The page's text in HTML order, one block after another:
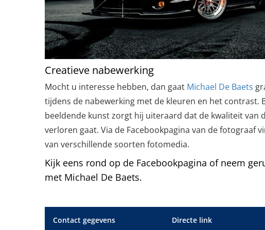
Creatieve nabewerking
Mocht u interesse hebben, dan gaat Michael De Baets
tijdens de nabewerking met de kleuren en het contrast.
beeldende kunst zorgt hij uiteraard dat de kwaliteit van
verloren gaat. Via de Facebookpagina van de fotograaf
van verschillende soorten fotomedia.
Kijk eens rond op de Facebookpagina of neem
met Michael De Baets.
Contact gegevens Directe link